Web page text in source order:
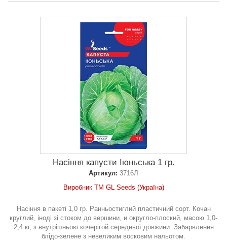
Насіння капусти Іюньська 1 гр.
Артикул: 3716Л
Виробник ТМ GL Seeds (Україна)
Насіння в пакеті 1,0 гр. Ранньостиглий пластичний сорт. Кочан
круглий, іноді зі стоком до вершини, и округло-плоский, масою 1,0-
2,4 кг, з внутрішньою кочерігой середньої довжини. Забарвлення
блідо-зелене з невеликим восковим нальотом.